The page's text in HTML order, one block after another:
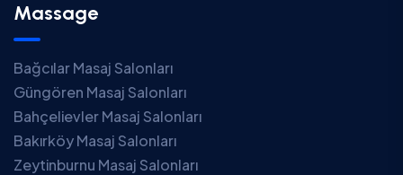
Massage
Bağcılar Masaj Salonları
Güngören Masaj Salonları
Bahçelievler Masaj Salonları
Bakırköy Masaj Salonları
Zeytinburnu Masaj Salonları